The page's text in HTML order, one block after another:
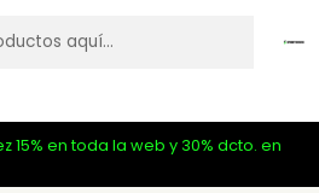
15% en toda la web y 30% dcto. en